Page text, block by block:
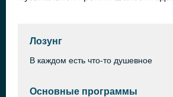
Лозунг
В каждом есть что-то душевное
Основные программы